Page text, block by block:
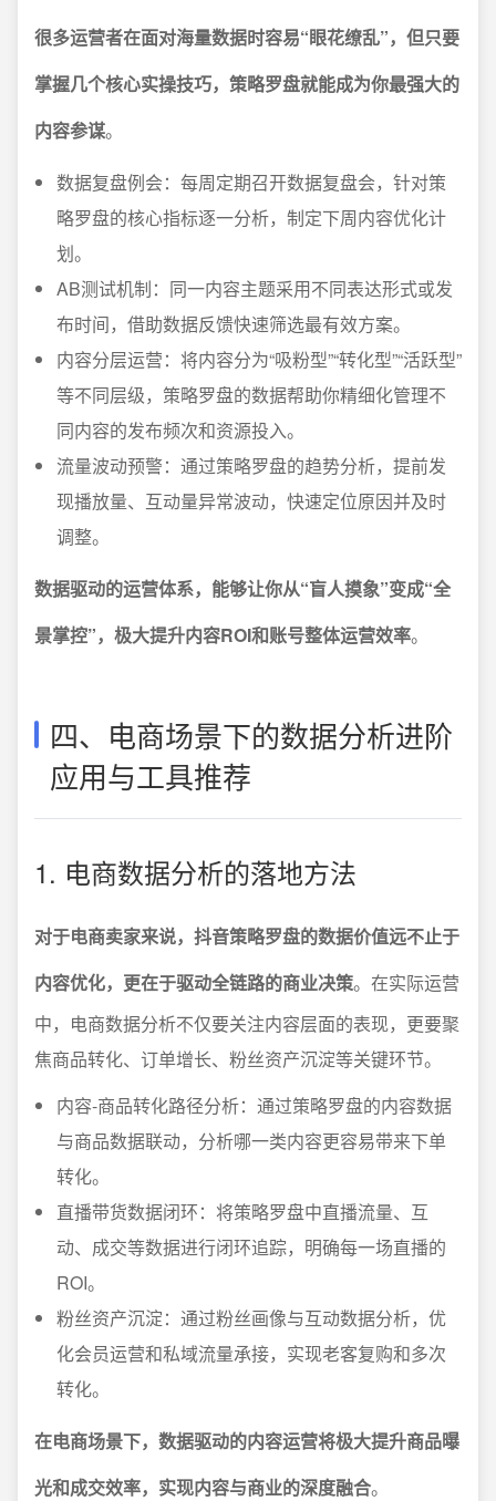
很多运营者在面对海量数据时容易“眼花缭乱”，但只要
掌握几个核心实操技巧，策略罗盘就能成为你最强大的
内容参谋。
数据复盘例会：每周定期召开数据复盘会，针对策
略罗盘的核心指标逐一分析，制定下周内容优化计
划。
AB测试机制：同一内容主题采用不同表达形式或发
布时间，借助数据反馈快速筛选最有效方案。
内容分层运营：将内容分为“吸粉型”“转化型”“活跃型”
等不同层级，策略罗盘的数据帮助你精细化管理不
同内容的发布频次和资源投入。
流量波动预警：通过策略罗盘的趋势分析，提前发
现播放量、互动量异常波动，快速定位原因并及时
调整。
数据驱动的运营体系，能够让你从“盲人摸象”变成“全
景掌控”，极大提升内容ROI和账号整体运营效率。
四、电商场景下的数据分析进阶
应用与工具推荐
1. 电商数据分析的落地方法
对于电商卖家来说，抖音策略罗盘的数据价值远不止于
内容优化，更在于驱动全链路的商业决策。在实际运营
中，电商数据分析不仅要关注内容层面的表现，更要聚
焦商品转化、订单增长、粉丝资产沉淀等关键环节。
内容-商品转化路径分析：通过策略罗盘的内容数据
与商品数据联动，分析哪一类内容更容易带来下单
转化。
直播带货数据闭环：将策略罗盘中直播流量、互
动、成交等数据进行闭环追踪，明确每一场直播的
ROI。
粉丝资产沉淀：通过粉丝画像与互动数据分析，优
化会员运营和私域流量承接，实现老客复购和多次
转化。
在电商场景下，数据驱动的内容运营将极大提升商品曝
光和成交效率，实现内容与商业的深度融合。